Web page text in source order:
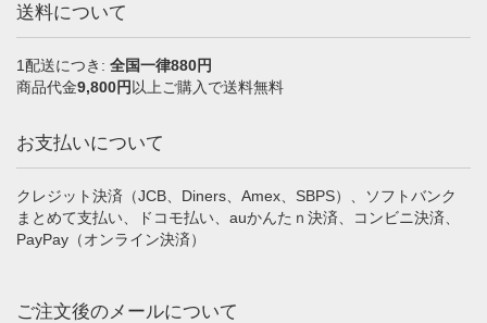
送料について
1配送につき: 全国一律880円
商品代金9,800円 以上ご購入で送料無料
お支払いについて
クレジット決済（JCB、Diners、Amex、SBPS）、ソフトバンク
まとめて支払い、ドコモ払い、auかんたｎ決済、コンビニ決済、
PayPay（オンライン決済）
ご注文後のメールについて